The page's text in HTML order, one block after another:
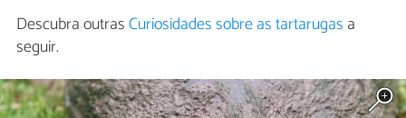
Descubra outrasCuriosidades sobre as tartarugas a
seguir.